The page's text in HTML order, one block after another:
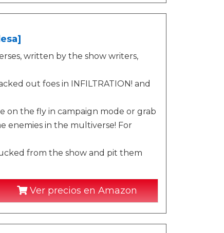
written by the show writers,
out foes in INFILTRATION! and
on the fly in campaign mode or grab
enemies in the multiverse! For
from the show and pit them
Ver precios en Amazon